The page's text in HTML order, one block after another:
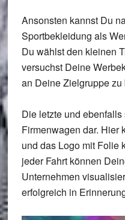
Ansonsten kannst Du
Sportbekleidung als
Du wählst den kleinen
versuchst Deine
an Deine Zielgruppe zu
Die letzte und
Firmenwagen dar. Hier
und das Logo mit Folie
jeder Fahrt können
Unternehmen
erfolgreich in